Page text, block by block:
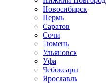
Новосибирск
Пермь
Саратов
Сочи
Тюмень
Ульяновск
Уфа
Чебоксары
Ярославль